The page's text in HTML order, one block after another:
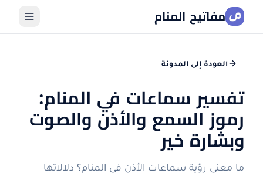
مفاتيح المنام
العودة إلى المدونة
تفسير سماعات في المنام:
رموز السمع والأذن والصوت
وبشارة خير
ما معنى رؤية سماعات الأذن في المنام؟ دلالاتها